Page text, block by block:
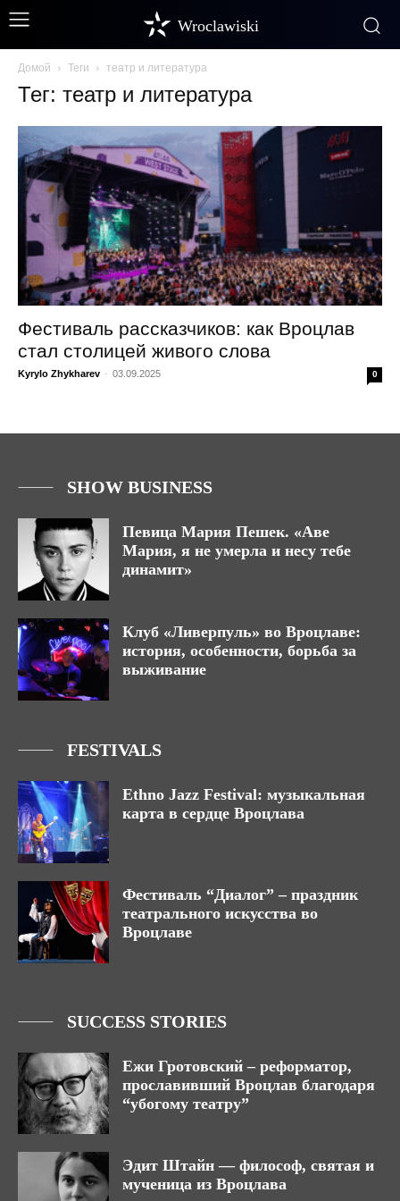
Wroclawiski
Домой Теги театр и литература
Тег: театр и литература
Фестиваль рассказчиков: как Вроцлав
стал столицей живого слова
Kyrylo Zhykharev - 03.09.2025 0
SHOW BUSINESS
Певица Мария Пешек. «Аве
Мария, я не умерла и несу тебе
динамит»
Клуб «Ливерпуль» во Вроцлаве:
история, особенности, борьба за
выживание
FESTIVALS
Ethno Jazz Festival: музыкальная
карта в сердце Вроцлава
Фестиваль “Диалог” – праздник
театрального искусства во
Вроцлаве
SUCCESS STORIES
Ежи Гротовский – реформатор,
прославивший Вроцлав благодаря
“убогому театру”
Эдит Штайн — философ, святая и
мученица из Вроцлава